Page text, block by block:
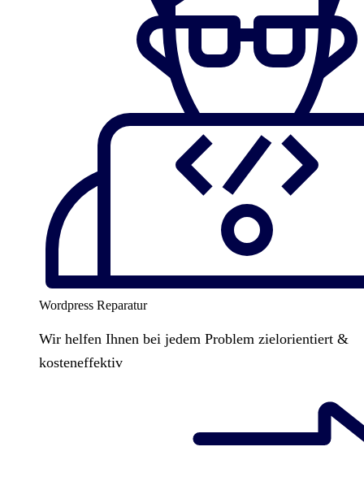
Wordpress Reparatur
Wir helfen Ihnen bei jedem Problem zielorientiert &
kosteneffektiv